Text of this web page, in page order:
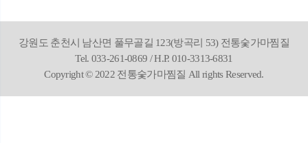
강원도 춘천시 남산면 풀무골길 123(방곡리 53) 전통숯가마찜질
Tel. 033-261-0869 / H.P. 010-3313-6831
Copyright © 2022 전통숯가마찜질 All rights Reserved.